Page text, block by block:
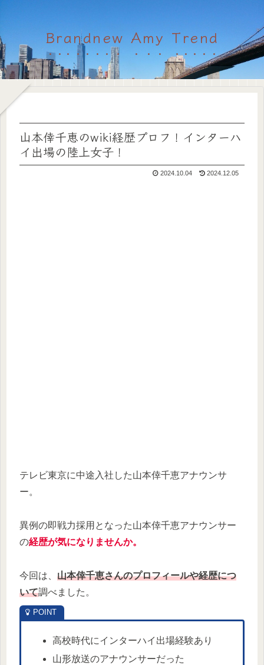
Brandnew Amy Trend
山本倖千恵のwiki経歴プロフ！インターハ
イ出場の陸上女子！
2024.10.04 2024.12.05
テレビ東京に中途入社した山本倖千恵アナウンサ
ー。
異例の即戦力採用となった山本倖千恵アナウンサー
の経歴が気になりませんか。
今回は、 山本倖千恵さんのプロフィールや経歴につ
いて調べました。
高校時代にインターハイ出場経験あり
山形放送のアナウンサーだった